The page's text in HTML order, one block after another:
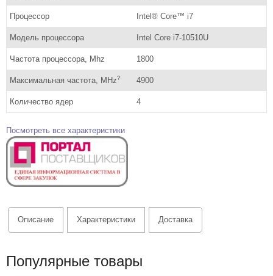
Процессор Intel® Core™ i7
Модель процессора Intel Core i7-10510U
Частота процессора, Mhz 1800
Максимальная частота, MHz? 4900
Количество ядер 4
Посмотреть все характеристики
Описание Характеристики Доставка
Популярные товары